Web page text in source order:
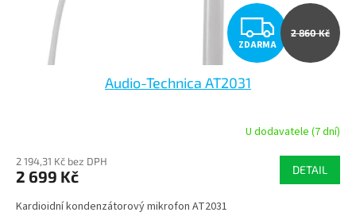
Z
D
R
M
A
ZDARMA
2 860 Kč
Audio-Technica AT2031
U dodavatele (7 dní)
2 194,31 Kč bez DPH
2 699 Kč DETAIL
Kardioidní kondenzátorový mikrofon AT2031